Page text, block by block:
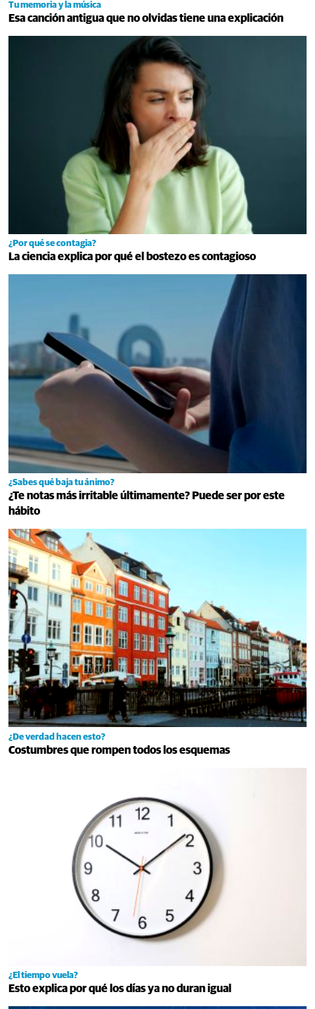
Tu memoria y la música
Esa canción antigua que no olvidas tiene una explicación
¿Por qué se contagia?
La ciencia explica por qué el bostezo es contagioso
¿Sabes qué baja tu ánimo?
¿Te notas más irritable últimamente? Puede ser por este
hábito
¿De verdad hacen esto?
Costumbres que rompen todos los esquemas
¿El tiempo vuela?
Esto explica por qué los días ya no duran igual